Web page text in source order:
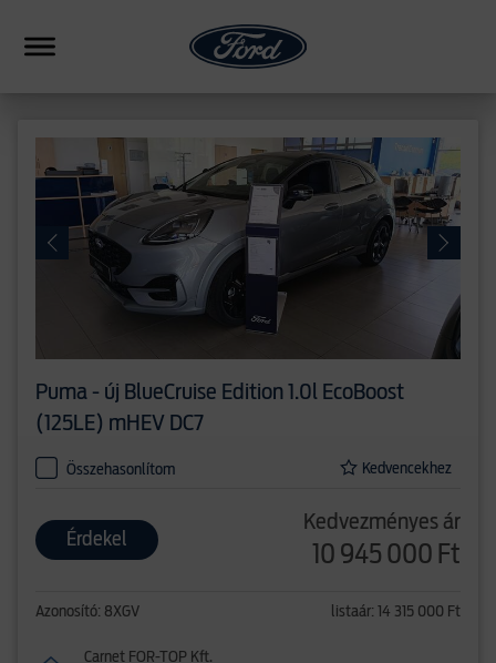
HIBRID
SUV
Puma - új BlueCruise Edition 1.0l EcoBoost
(125LE) mHEV DC7
Összehasonlítom Kedvencekhez
Érdekel
Kedvezményes ár
10 945 000 Ft
Azonosító: 8XGV listaár: 14 315 000 Ft
Carnet FOR-TOP Kft.